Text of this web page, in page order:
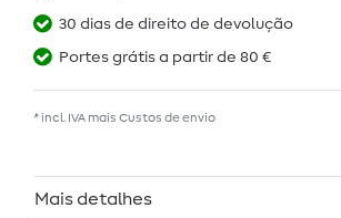
30 dias de direito de devolução
Portes grátis a partir de 80 €
* incl. IVA mais Custos de envio
Mais detalhes